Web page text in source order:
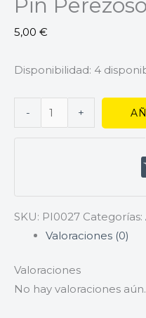
Pin
5,00 €
Disponibilidad: 4
- +
SKU: PI0027 Categorías:
Valoraciones (0)
Valoraciones
No hay valoraciones aún.